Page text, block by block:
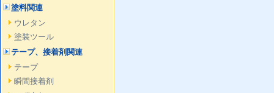
塗料関連
ウレタン
塗装ツール
テープ、接着剤関連
テープ
瞬間接着剤